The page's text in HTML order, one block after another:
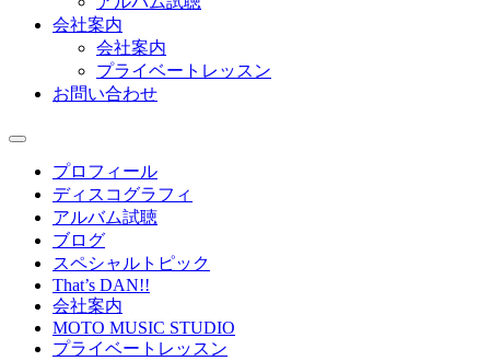
会社案内
会社案内
プライベートレッスン
お問い合わせ
プロフィール
ディスコグラフィ
アルバム試聴
ブログ
スペシャルトピック
That’s DAN!!
会社案内
MOTO MUSIC STUDIO
プライベートレッスン